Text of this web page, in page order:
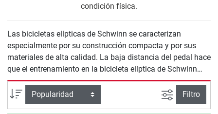
condición física.
Las bicicletas elípticas de Schwinn se caracterizan
especialmente por su construcción compacta y por sus
materiales de alta calidad. La baja distancia del pedal hace
que el entrenamiento en la bicicleta elíptica de Schwinn
sea muy agradable. Los programas de entrenamiento
variados hacen que el entrenamiento de cardio sea más
efectivo y exigente.
Ordenar por Busqueda
Filtro